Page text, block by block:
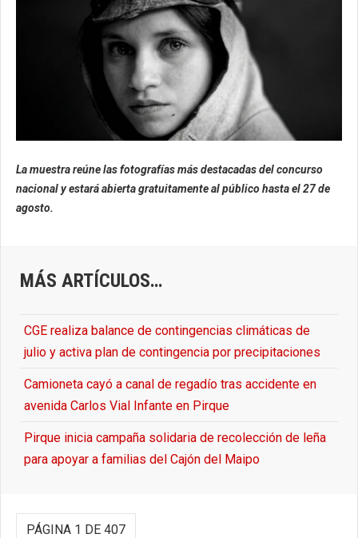
La muestra reúne las fotografías más destacadas del concurso
nacional y estará abierta gratuitamente al público hasta el 27 de
agosto.
MÁS ARTÍCULOS…
CGE realiza balance de contingencias climáticas de
julio y activa plan de contingencia por precipitaciones
Camioneta cayó a canal de regadío tras accidente en
avenida Carlos Vial Infante en Pirque
Pirque inicia campaña solidaria de recolección de leña
para apoyar a familias del Cajón del Maipo
PÁGINA 1 DE 407